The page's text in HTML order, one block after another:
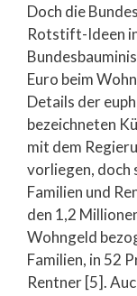
Doch die
Rotstift-Ideen
Euro beim
Details der
bezeichneten
mit dem
vorliegen, doch
Familien und
den 1,2
Wohngeld
Familien, in 52
Rentner [5].